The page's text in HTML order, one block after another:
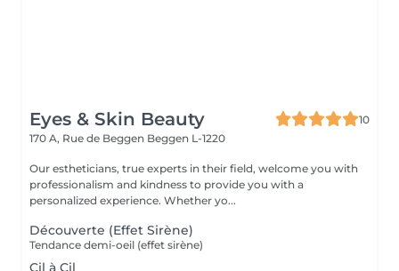
Eyes & Skin Beauty
10
170 A, Rue de Beggen Beggen L-1220
Our estheticians, true experts in their field, welcome you with
professionalism and kindness to provide you with a
personalized experience. Whether yo...
Découverte (Effet Sirène)
Tendance demi-oeil (effet sirène)
Cil à Cil